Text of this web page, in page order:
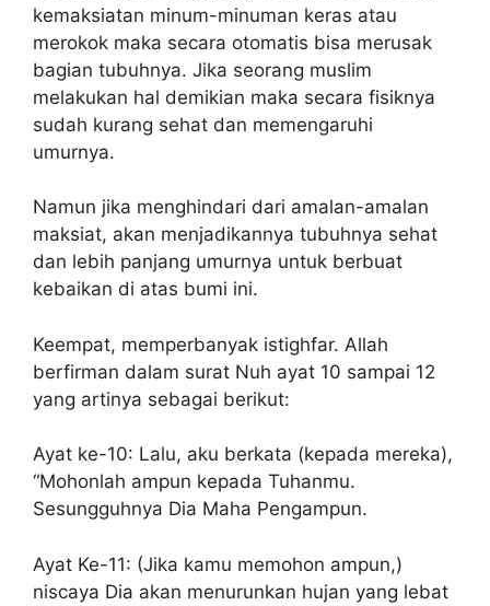
kemaksiatan minum-minuman keras atau
merokok maka secara otomatis bisa merusak
bagian tubuhnya. Jika seorang muslim
melakukan hal demikian maka secara fisiknya
sudah kurang sehat dan memengaruhi
umurnya.
Namun jika menghindari dari amalan-amalan
maksiat, akan menjadikannya tubuhnya sehat
dan lebih panjang umurnya untuk berbuat
kebaikan di atas bumi ini.
Keempat, memperbanyak istighfar. Allah
berfirman dalam surat Nuh ayat 10 sampai 12
yang artinya sebagai berikut:
Ayat ke-10: Lalu, aku berkata (kepada mereka),
“Mohonlah ampun kepada Tuhanmu.
Sesungguhnya Dia Maha Pengampun.
Ayat Ke-11: (Jika kamu memohon ampun,)
niscaya Dia akan menurunkan hujan yang lebat